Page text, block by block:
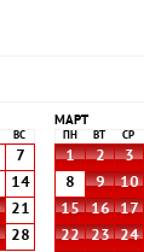
ВС
7
14
21
28
МАРТ
ПН ВТ СР
1 2 3
8
9 10
15
16 17
22
23 24